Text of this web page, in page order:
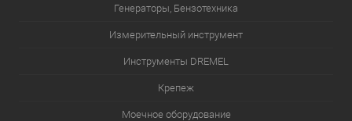
Генераторы, Бензотехника
Измерительный инструмент
Инструменты DREMEL
Крепеж
Моечное оборудование